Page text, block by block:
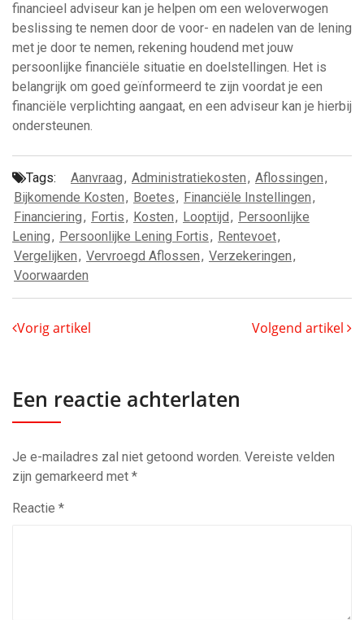
financieel adviseur kan je helpen om een weloverwogen
beslissing te nemen door de voor- en nadelen van de lening
met je door te nemen, rekening houdend met jouw
persoonlijke financiële situatie en doelstellingen. Het is
belangrijk om goed geïnformeerd te zijn voordat je een
financiële verplichting aangaat, en een adviseur kan je hierbij
ondersteunen.
Tags: Aanvraag, Administratiekosten, Aflossingen,
Bijkomende Kosten, Boetes, Financiële Instellingen,
Financiering, Fortis, Kosten, Looptijd, Persoonlijke
Lening, Persoonlijke Lening Fortis, Rentevoet,
Vergelijken, Vervroegd Aflossen, Verzekeringen,
Voorwaarden
Vorig artikel Volgend artikel
Een reactie achterlaten
Je e-mailadres zal niet getoond worden. Vereiste velden
zijn gemarkeerd met *
Reactie *